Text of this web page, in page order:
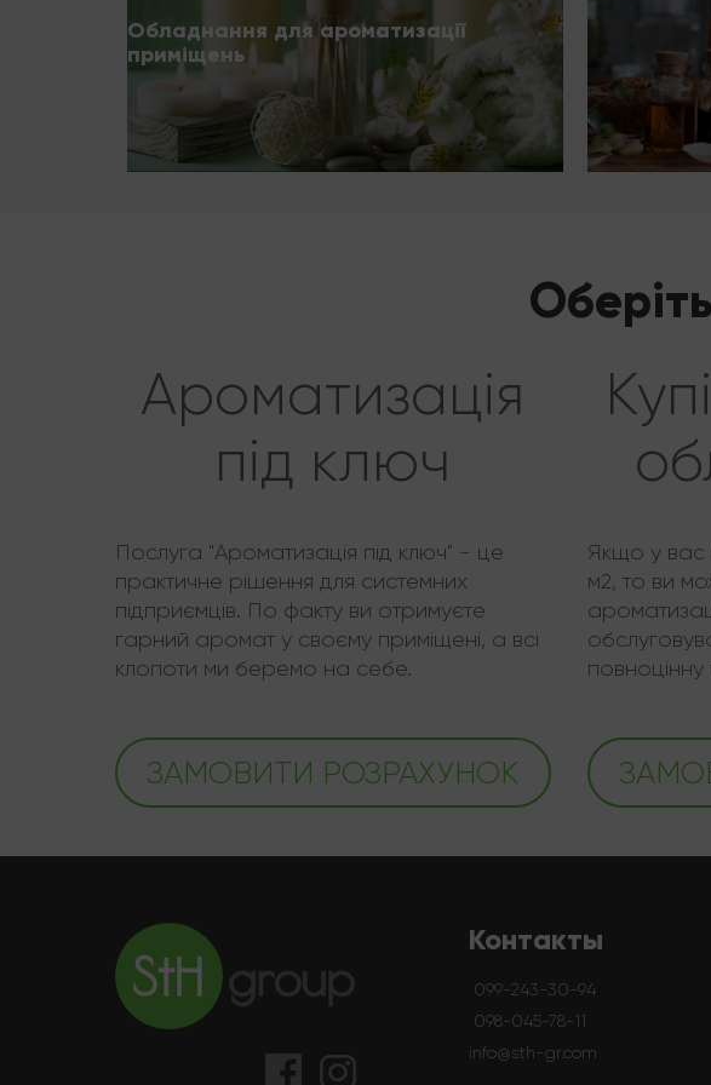
Обладнання для ароматизації
приміщень
Ароматизація
під ключ
Послуга "Ароматизація під ключ" - це
практичне рішення для системних
підприємців. По факту ви отримуєте
гарний аромат у своєму приміщені, а всі
клопоти ми беремо на себе.
ЗАМОВИТИ РОЗРАХУНОК
Якщо у вас
м2, то ви
Контакты
099-243-30-94
098-045-78-11
info@sth-gr.com